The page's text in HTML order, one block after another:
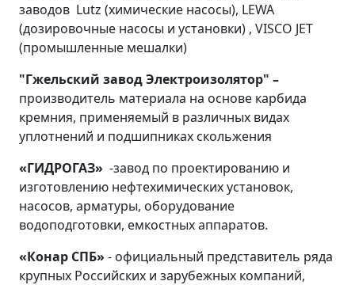
заводов Lutz (химические насосы), LEWA
(дозировочные насосы и установки) , VISCO JET
(промышленные мешалки)
"Гжельский завод Электроизолятор" –
производитель материала на основе карбида
кремния, применяемый в различных видах
уплотнений и подшипниках скольжения
«ГИДРОГАЗ» -завод по проектированию и
изготовлению нефтехимических установок,
насосов, арматуры, оборудование
водоподготовки, емкостных аппаратов.
«Конар СПБ» - официальный представитель ряда
крупных Российских и зарубежных компаний,